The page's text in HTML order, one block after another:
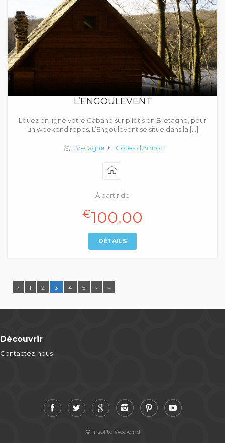
L’ENGOULEVENT
Louez en ligne votre Cabane sur pilotis en Bretagne, pour
un weekend repos. L’Engoulevent se situe dans la […]
Bretagne Côtes d'Armor
À partir de
€100.00
DÉTAILS
‹ 1 2 3 4 5 › »
Découvrir
Contactez-nous
© Insolite Weekend